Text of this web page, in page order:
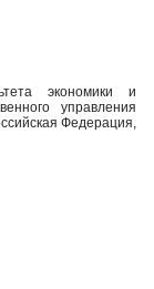
экономики и
управления
Федерация,